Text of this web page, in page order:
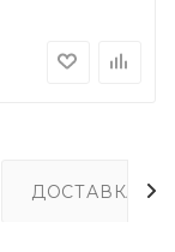
ДОСТАВКА